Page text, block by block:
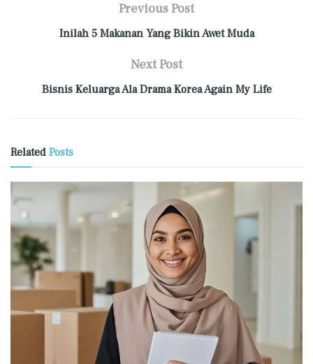
Previous Post
Inilah 5 Makanan Yang Bikin Awet Muda
Next Post
Bisnis Keluarga Ala Drama Korea Again My Life
Related Posts